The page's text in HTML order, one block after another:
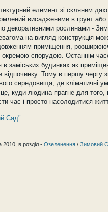
елемент зі скляним
висадженими в грунт або
декоративними рослинами -
на вигляд конструкція
приміщення,
окремою спорудою. Останнім
в заміських будинках як
відпочинку. Тому в першу чергу
середовища, де кліматичні
куди людина прагне для того,
час і просто насолодитися
Сад"
2010, в розділ - Озеленення / Зимовий